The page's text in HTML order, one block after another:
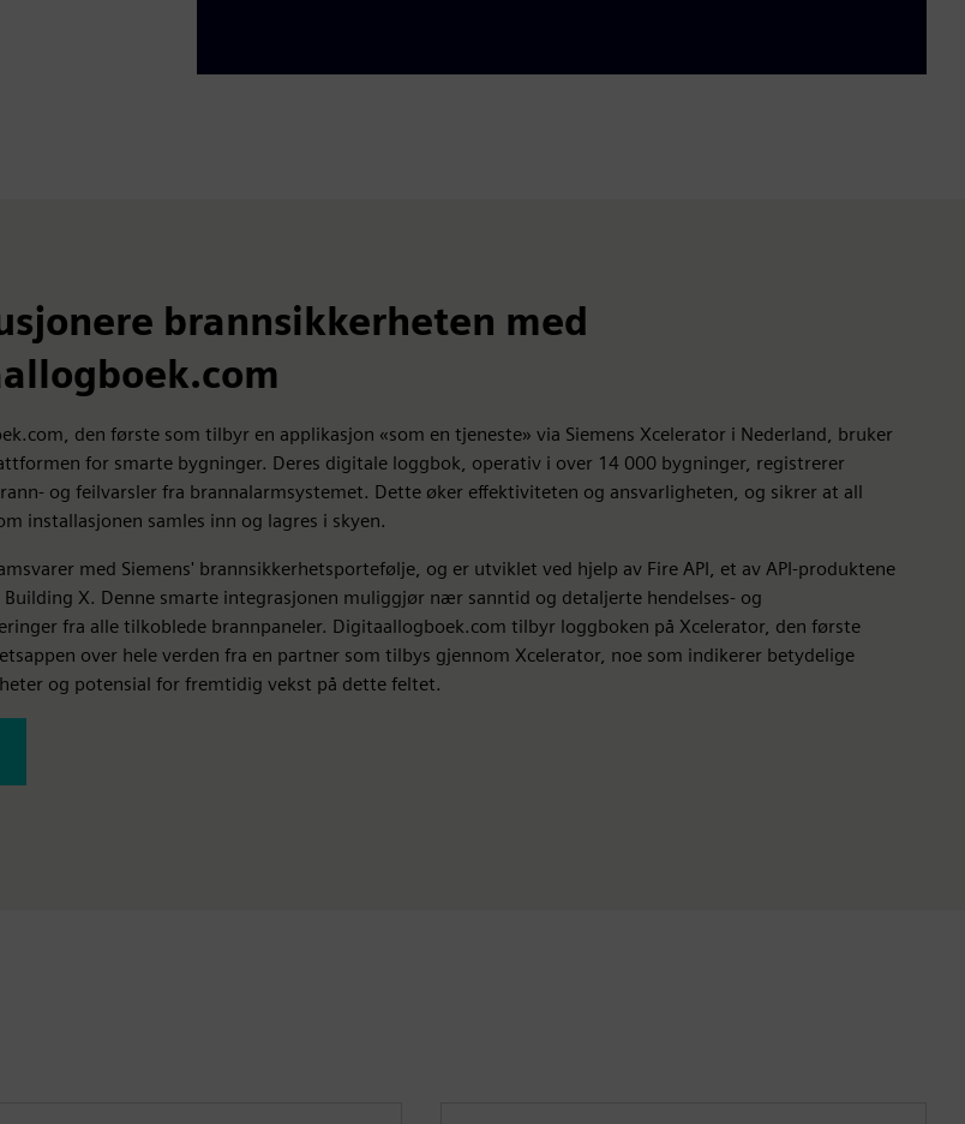
brannsikkerheten med
den første som tilbyr en applikasjon «som en tjeneste» via Siemens Xcelerator i Nederland, bruker
for smarte bygninger. Deres digitale loggbok, operativ i over 14 000 bygninger, registrerer
og feilvarsler fra brannalarmsystemet. Dette øker effektiviteten og ansvarligheten, og sikrer at all
installasjonen samles inn og lagres i skyen.
med Siemens' brannsikkerhetsportefølje, og er utviklet ved hjelp av Fire API, et av API-produktene
Building X. Denne smarte integrasjonen muliggjør nær sanntid og detaljerte hendelses- og
fra alle tilkoblede brannpaneler. Digitaallogboek.com tilbyr loggboken på Xcelerator, den første
over hele verden fra en partner som tilbys gjennom Xcelerator, noe som indikerer betydelige
og potensial for fremtidig vekst på dette feltet.